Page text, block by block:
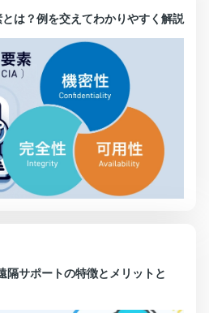
は？例を交えてわかりやすく解説
隔サポートの特徴とメリットと